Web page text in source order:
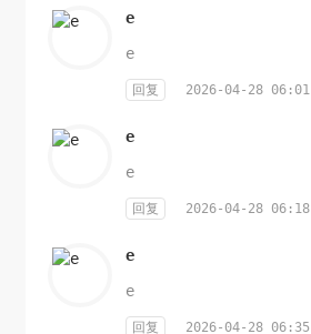
e
e
回复 2026-04-28 06:01
e
e
回复 2026-04-28 06:18
e
e
回复 2026-04-28 06:35